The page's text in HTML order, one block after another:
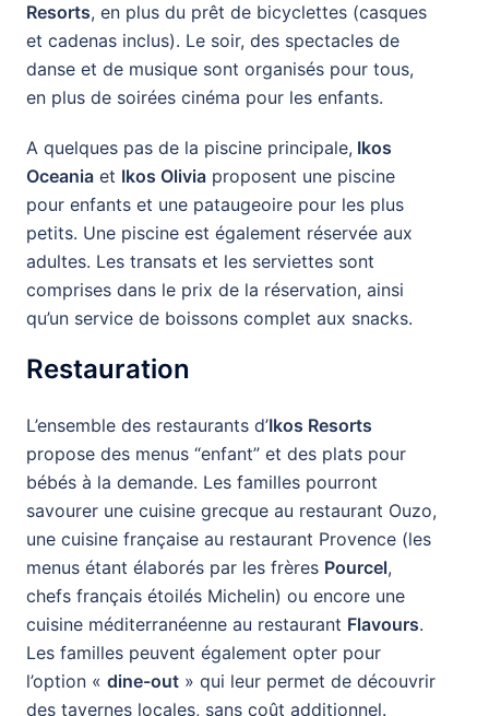
Resorts, en plus du prêt de bicyclettes (casques
et cadenas inclus). Le soir, des spectacles de
danse et de musique sont organisés pour tous,
en plus de soirées cinéma pour les enfants.
A quelques pas de la piscine principale, Ikos
Oceania et Ikos Olivia proposent une piscine
pour enfants et une pataugeoire pour les plus
petits. Une piscine est également réservée aux
adultes. Les transats et les serviettes sont
comprises dans le prix de la réservation, ainsi
qu’un service de boissons complet aux snacks.
Restauration
L’ensemble des restaurants d’Ikos Resorts
propose des menus “enfant” et des plats pour
bébés à la demande. Les familles pourront
savourer une cuisine grecque au restaurant Ouzo,
une cuisine française au restaurant Provence (les
menus étant élaborés par les frères Pourcel,
chefs français étoilés Michelin) ou encore une
cuisine méditerranéenne au restaurant Flavours.
Les familles peuvent également opter pour
l’option «dine-out » qui leur permet de découvrir
des tavernes locales, sans coût additionnel.